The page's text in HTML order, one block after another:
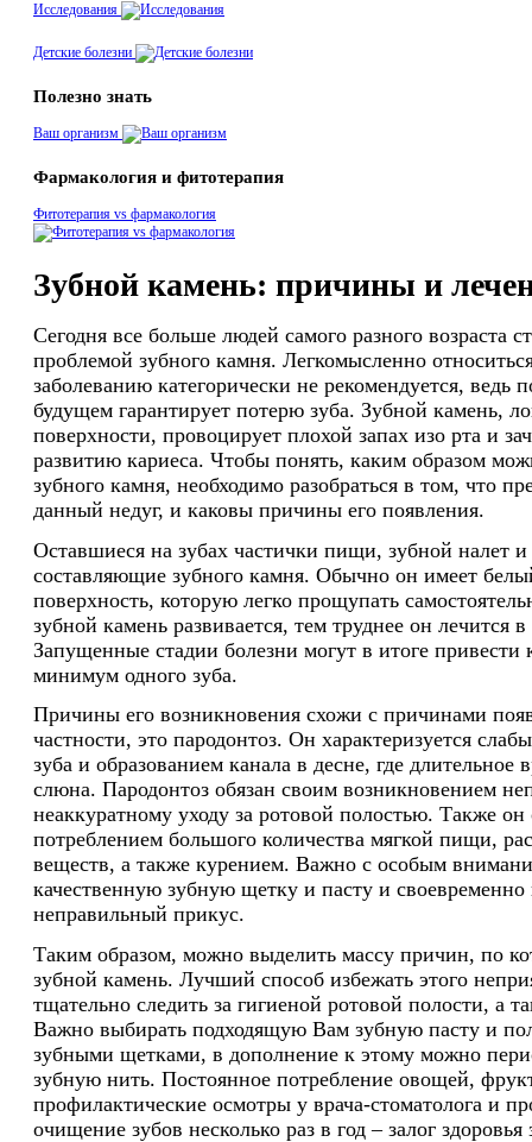
Исследования
Детские болезни
Полезно знать
Ваш организм
Фармакология и фитотерапия
Фитотерапия vs фармакология
Зубной камень: причины и
Сегодня все больше людей самого разного возраста
проблемой зубного камня. Легкомысленно
заболеванию категорически не рекомендуется, ведь
будущем гарантирует потерю зуба. Зубной камень,
поверхности, провоцирует плохой запах изо рта и
развитию кариеса. Чтобы понять, каким образом
зубного камня, необходимо разобраться в том, что
данный недуг, и каковы причины его появления.
Оставшиеся на зубах частички пищи, зубной налет и
составляющие зубного камня. Обычно он имеет
поверхность, которую легко прощупать
зубной камень развивается, тем труднее он лечится
Запущенные стадии болезни могут в итоге привести
минимум одного зуба.
Причины его возникновения схожи с причинами
частности, это пародонтоз. Он характеризуется
зуба и образованием канала в десне, где длительное
слюна. Пародонтоз обязан своим возникновением
неаккуратному уходу за ротовой полостью. Также он
потреблением большого количества мягкой пищи,
веществ, а также курением. Важно с особым
качественную зубную щетку и пасту и своевременно
неправильный прикус.
Таким образом, можно выделить массу причин, по
зубной камень. Лучший способ избежать этого
тщательно следить за гигиеной ротовой полости, а
Важно выбирать подходящую Вам зубную пасту и
зубными щетками, в дополнение к этому можно
зубную нить. Постоянное потребление овощей,
профилактические осмотры у врача-стоматолога и
очищение зубов несколько раз в год – залог здоровья